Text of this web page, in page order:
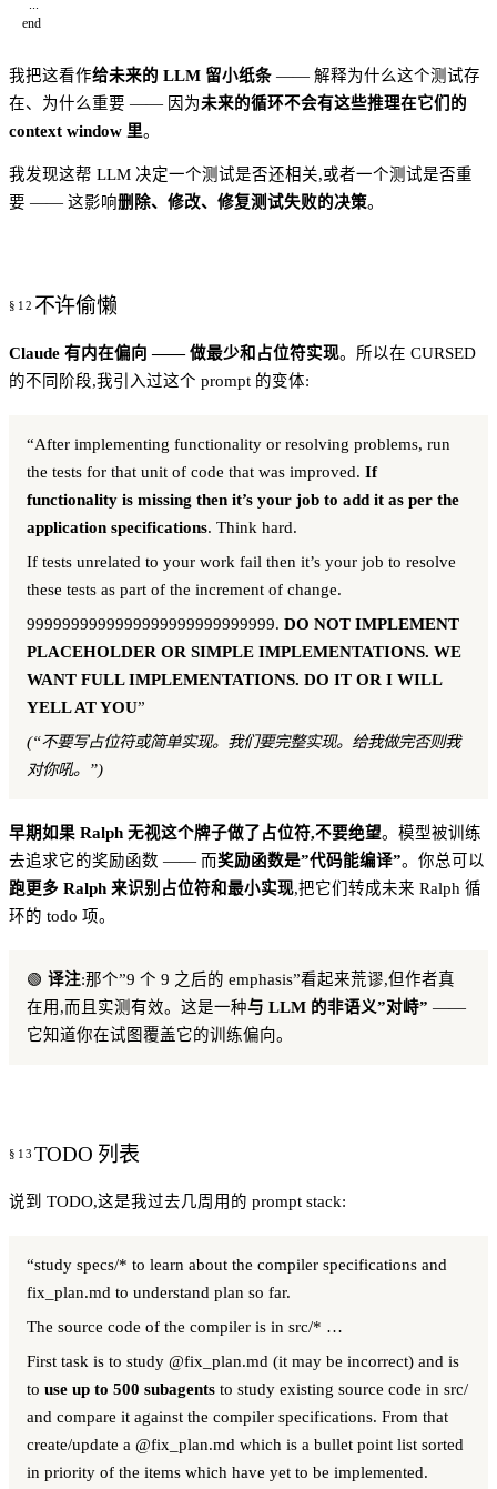
end
我把这看作给未来的 LLM 留小纸条 —— 解释为什么这个测试存
在、为什么重要 —— 因为未来的循环不会有这些推理在它们的
context window 里。
我发现这帮 LLM 决定一个测试是否还相关,或者一个测试是否重
要 —— 这影响删除、修改、修复测试失败的决策。
不许偷懒
Claude 有内在偏向 —— 做最少和占位符实现。所以在 CURSED
的不同阶段,我引入过这个 prompt 的变体:
“After implementing functionality or resolving problems, run
the tests for that unit of code that was improved. If
functionality is missing then it’s your job to add it as per the
application specifications. Think hard.
If tests unrelated to your work fail then it’s your job to resolve
these tests as part of the increment of change.
9999999999999999999999999999. DO NOT IMPLEMENT
PLACEHOLDER OR SIMPLE IMPLEMENTATIONS. WE
WANT FULL IMPLEMENTATIONS. DO IT OR I WILL
YELL AT YOU”
(“不要写占位符或简单实现。我们要完整实现。给我做完否则我
对你吼。”)
早期如果 Ralph 无视这个牌子做了占位符,不要绝望。模型被训练
去追求它的奖励函数 —— 而奖励函数是”代码能编译”。你总可以
跑更多 Ralph 来识别占位符和最小实现,把它们转成未来 Ralph 循
环的 todo 项。
🟢 译注:那个”9 个 9 之后的 emphasis”看起来荒谬,但作者真
在用,而且实测有效。这是一种与 LLM 的非语义”对峙” ——
它知道你在试图覆盖它的训练偏向。
TODO 列表
说到 TODO,这是我过去几周用的 prompt stack:
“study specs/* to learn about the compiler specifications and
fix_plan.md to understand plan so far.
The source code of the compiler is in src/* …
First task is to study @fix_plan.md (it may be incorrect) and is
to use up to 500 subagents to study existing source code in src/
and compare it against the compiler specifications. From that
create/update a @fix_plan.md which is a bullet point list sorted
in priority of the items which have yet to be implemented.